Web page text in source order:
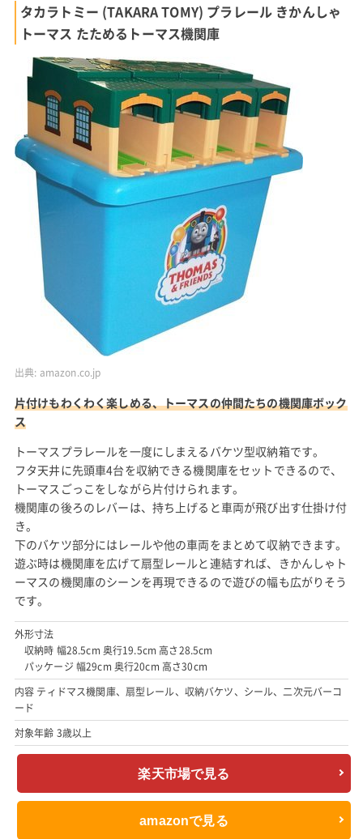
タカラトミー (TAKARA TOMY) プラレール きかんしゃ
トーマス たためるトーマス機関庫
出典: amazon.co.jp
片付けもわくわく楽しめる、トーマスの仲間たちの機関庫ボック
ス
トーマスプラレールを一度にしまえるバケツ型収納箱です。
フタ天井に先頭車4台を収納できる機関庫をセットできるので、
トーマスごっこをしながら片付けられます。
機関庫の後ろのレバーは、持ち上げると車両が飛び出す仕掛け付
き。
下のバケツ部分にはレールや他の車両をまとめて収納できます。
遊ぶ時は機関庫を広げて扇型レールと連結すれば、きかんしゃト
ーマスの機関庫のシーンを再現できるので遊びの幅も広がりそう
です。
外形寸法
収納時 幅28.5cm 奥行19.5cm 高さ28.5cm
パッケージ 幅29cm 奥行20cm 高さ30cm
内容 ティドマス機関庫、扇型レール、収納バケツ、シール、二次元バーコ
ード
対象年齢 3歳以上
楽天市場で見る
amazonで見る